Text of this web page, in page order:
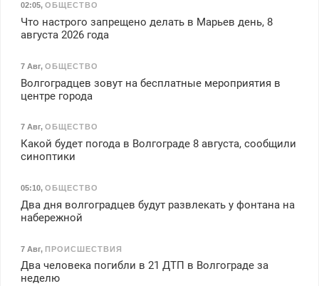
02:05, ОБЩЕСТВО
Что настрого запрещено делать в Марьев день, 8
августа 2026 года
7 Авг, ОБЩЕСТВО
Волгоградцев зовут на бесплатные мероприятия в
центре города
7 Авг, ОБЩЕСТВО
Какой будет погода в Волгограде 8 августа, сообщили
синоптики
05:10, ОБЩЕСТВО
Два дня волгоградцев будут развлекать у фонтана на
набережной
7 Авг, ПРОИСШЕСТВИЯ
Два человека погибли в 21 ДТП в Волгограде за
неделю